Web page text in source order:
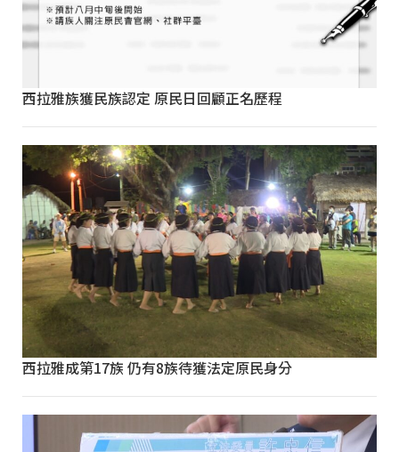
西拉雅族獲民族認定 原民日回顧正名歷程
西拉雅成第17族 仍有8族待獲法定原民身分